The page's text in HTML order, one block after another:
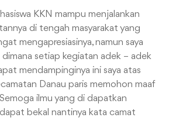
KKN mampu menjalankan
di tengah masyarakat yang
mengapresiasinya, namun saya
dimana setiap kegiatan adek – adek
mendampinginya ini saya atas
Danau paris memohon maaf
ilmu yang di dapatkan
bekal nantinya kata camat